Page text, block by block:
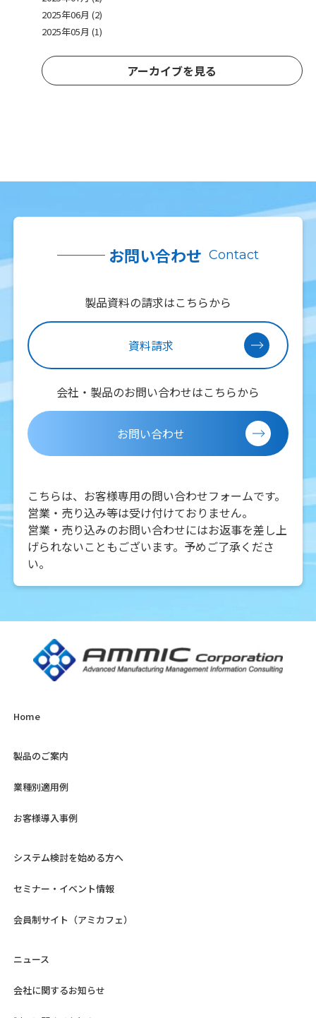
2025年06月 (2)
2025年05月 (1)
アーカイブを見る
お問い合わせ Contact
製品資料の請求はこちらから
資料請求
会社・製品のお問い合わせはこちらから
お問い合わせ
こちらは、お客様専用の問い合わせフォームです。
営業・売り込み等は受け付けておりません。
営業・売り込みのお問い合わせにはお返事を差し上
げられないこともございます。予めご了承くださ
い。
Home
製品のご案内
業種別適用例
お客様導入事例
システム検討を始める方へ
セミナー・イベント情報
会員制サイト（アミカフェ）
ニュース
会社に関するお知らせ